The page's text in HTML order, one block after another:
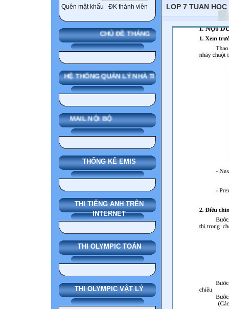
Quên mật khẩu ĐK thành viên
CHỦ ĐỀ THÁNG
SMAS HỆ THỐNG QUẢN LÝ NHÀ TRƯỜNG
MAIL NỘI BỘ
THỐNG KÊ EMIS
THI TIẾNG ANH TRÊN
INTERNET
THI OLYMPIC TOÁN
THI OLYMPIC VẬT LÝ
LOP 7 TUAN HOC